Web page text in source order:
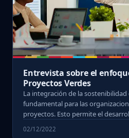
Entrevista sobre el
Proyectos Verdes
La integración de la
fundamental para las
proyectos. Esto permite el
02/12/2022